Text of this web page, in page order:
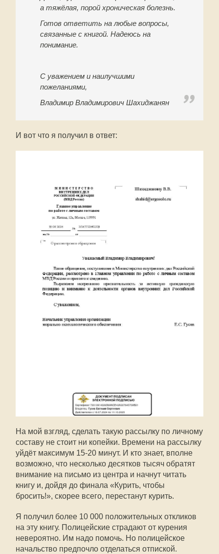
а тяжёлая, порой хроническая болезнь.
Готов ответить на любые вопросы,
связанные с книгой. Надеюсь на
понимание.
С уважением и наилучшими
пожеланиями,
Владимир Владимирович Шахиджанян
И вот что я получил в ответ:
На мой взгляд, сделать такую рассылку по личному
составу не стоит ни копейки. Времени на рассылку
уйдёт максимум 15-20 минут. И кто знает, вполне
возможно, что несколько десятков тысяч обратят
внимание на письмо из центра и начнут читать
книгу и, дойдя до финала «Курить, чтобы
бросить!», скорее всего, перестанут курить.
Я получил более 10 000 положительных откликов
на эту книгу. Полицейские страдают от курения
невероятно. Им надо помочь. Но полицейское
начальство предпочло отделаться отпиской.